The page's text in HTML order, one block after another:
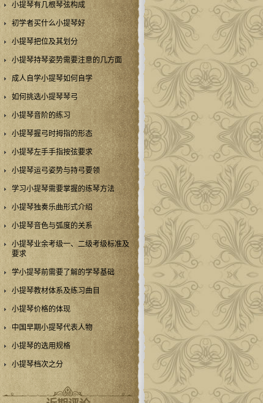
小提琴有几根琴弦构成
初学者买什么小提琴好
小提琴把位及其划分
小提琴持琴姿势需要注意的几方面
成人自学小提琴如何自学
如何挑选小提琴琴弓
小提琴音阶的练习
小提琴握弓时拇指的形态
小提琴左手手指按弦要求
小提琴运弓姿势与持弓要领
学习小提琴需要掌握的练琴方法
小提琴独奏乐曲形式介绍
小提琴音色与弧度的关系
小提琴业余考级一、二级考级标准及
要求
学小提琴前需要了解的学琴基础
小提琴教材体系及练习曲目
小提琴价格的体现
中国早期小提琴代表人物
小提琴的选用规格
小提琴档次之分